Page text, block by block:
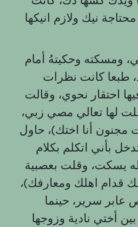
نيك ولازم انيكها
ومسكته وحكيتهُ أمام
طبعا كانت نظرات
احتقار نحوي، وقالت
لها تعالي مصي زبي،
مجنون أنا اختك)، حاول
بأني اتكلم بكلام
يسكت، وقلت بعصبية
قدام اهلك ومعارفك)،
سرير، حينما
أختي نادية وزوجها